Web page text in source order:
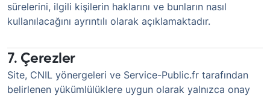
sürelerini, ilgili kişilerin haklarını ve bunların nasıl
kullanılacağını ayrıntılı olarak açıklamaktadır.
7. Çerezler
Site, CNIL yönergeleri ve Service-Public.fr tarafından
belirlenen yükümlülüklere uygun olarak yalnızca onay